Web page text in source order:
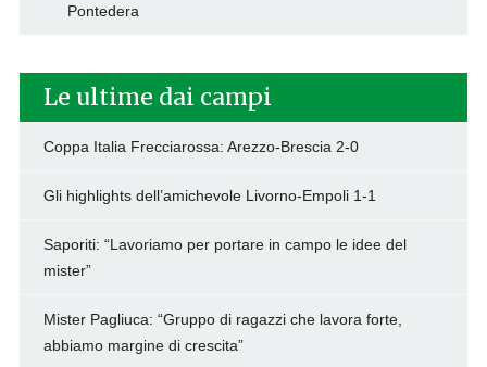
Pontedera
Le ultime dai campi
Coppa Italia Frecciarossa: Arezzo-Brescia 2-0
Gli highlights dell’amichevole Livorno-Empoli 1-1
Saporiti: “Lavoriamo per portare in campo le idee del
mister”
Mister Pagliuca: “Gruppo di ragazzi che lavora forte,
abbiamo margine di crescita”